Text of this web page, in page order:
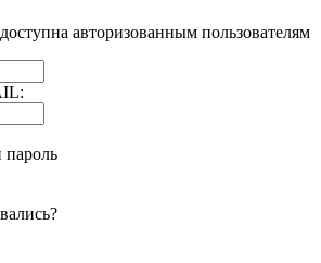
авторизованным пользователям